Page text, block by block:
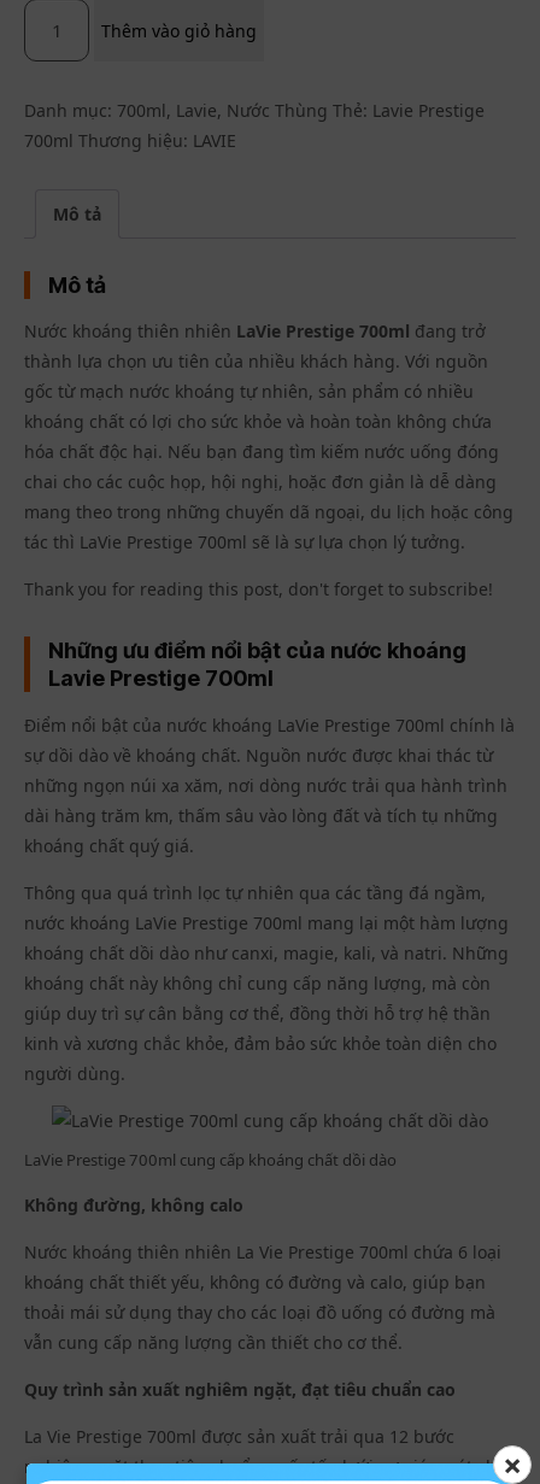
Thêm vào giỏ hàng
Danh mục: 700ml, Lavie, Nước Thùng Thẻ: Lavie Prestige
700ml Thương hiệu: LAVIE
Mô tả
Mô tả
Nước khoáng thiên nhiên LaVie Prestige 700ml đang trở
thành lựa chọn ưu tiên của nhiều khách hàng. Với nguồn
gốc từ mạch nước khoáng tự nhiên, sản phẩm có nhiều
khoáng chất có lợi cho sức khỏe và hoàn toàn không chứa
hóa chất độc hại. Nếu bạn đang tìm kiếm nước uống đóng
chai cho các cuộc họp, hội nghị, hoặc đơn giản là dễ dàng
mang theo trong những chuyến dã ngoại, du lịch hoặc công
tác thì LaVie Prestige 700ml sẽ là sự lựa chọn lý tưởng.
Thank you for reading this post, don't forget to subscribe!
Những ưu điểm nổi bật của nước khoáng
Lavie Prestige 700ml
Điểm nổi bật của nước khoáng LaVie Prestige 700ml chính là
sự dồi dào về khoáng chất. Nguồn nước được khai thác từ
những ngọn núi xa xăm, nơi dòng nước trải qua hành trình
dài hàng trăm km, thấm sâu vào lòng đất và tích tụ những
khoáng chất quý giá.
Thông qua quá trình lọc tự nhiên qua các tầng đá ngầm,
nước khoáng LaVie Prestige 700ml mang lại một hàm lượng
khoáng chất dồi dào như canxi, magie, kali, và natri. Những
khoáng chất này không chỉ cung cấp năng lượng, mà còn
giúp duy trì sự cân bằng cơ thể, đồng thời hỗ trợ hệ thần
kinh và xương chắc khỏe, đảm bảo sức khỏe toàn diện cho
người dùng.
LaVie Prestige 700ml cung cấp khoáng chất dồi dào
Không đường, không calo
Nước khoáng thiên nhiên La Vie Prestige 700ml chứa 6 loại
khoáng chất thiết yếu, không có đường và calo, giúp bạn
thoải mái sử dụng thay cho các loại đồ uống có đường mà
vẫn cung cấp năng lượng cần thiết cho cơ thể.
Quy trình sản xuất nghiêm ngặt, đạt tiêu chuẩn cao
La Vie Prestige 700ml được sản xuất trải qua 12 bước
nghiêm ngặt theo tiêu chuẩn quốc tế, dưới sự giám sát chặt×